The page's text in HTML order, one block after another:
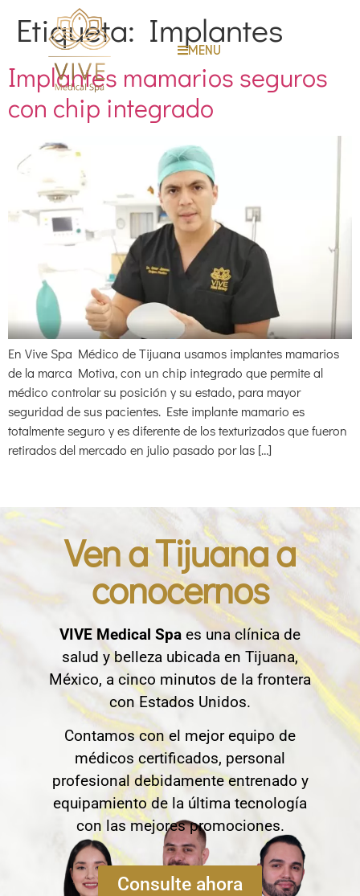
MENU
Etiqueta: Implantes
Implantes mamarios seguros
con chip integrado
En Vive Spa Médico de Tijuana usamos implantes mamarios
de la marca Motiva, con un chip integrado que permite al
médico controlar su posición y su estado, para mayor
seguridad de sus pacientes. Este implante mamario es
totalmente seguro y es diferente de los texturizados que fueron
retirados del mercado en julio pasado por las […]
Ven a Tijuana a
conocernos
VIVE Medical Spa es una clínica de
salud y belleza ubicada en Tijuana,
México, a cinco minutos de la frontera
con Estados Unidos.
Contamos con el mejor equipo de
médicos certificados, personal
profesional debidamente entrenado y
equipamiento de la última tecnología
con las mejores promociones.
Consulte ahora